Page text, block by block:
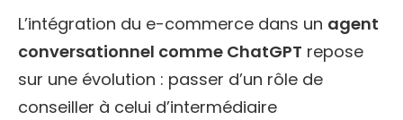
L’intégration du e-commerce dans un agent
conversationnel comme ChatGPT repose
sur une évolution : passer d’un rôle de
conseiller à celui d’intermédiaire